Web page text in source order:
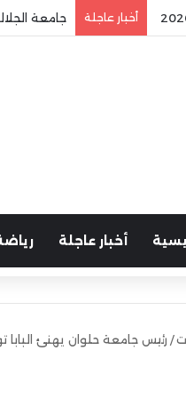
أخبار عاجلة جامعة
أخبار عاجلة
/ رئيس جامعة حلوان يهنئ البابا